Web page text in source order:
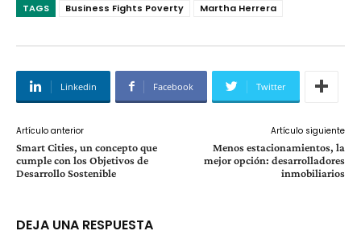
TAGS Business Fights Poverty Martha Herrera
Linkedin Facebook Twitter
Artículo anterior
Smart Cities, un concepto que
cumple con los Objetivos de
Desarrollo Sostenible
Artículo siguiente
Menos estacionamientos, la
mejor opción: desarrolladores
inmobiliarios
DEJA UNA RESPUESTA